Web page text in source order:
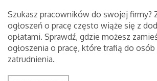
Szukasz pracowników do swojej firmy?
ogłoszeń o pracę często wiąże się z
opłatami. Sprawdź, gdzie możesz
ogłoszenia o pracę, które trafią do
zatrudnienia.